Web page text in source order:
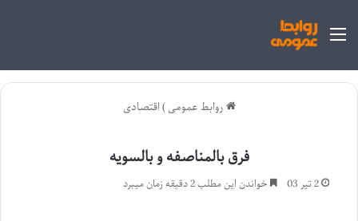
منو
روابط عمومی)اقتصادی
فرق بالمناصفه و بالسویه
2 تیر 03 خواندن این مطلب 2 دقیقه زمان میبرد